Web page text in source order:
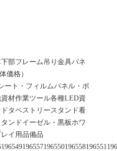
下部フレーム吊り金具パネ
価格）
ート・フィルムパネル・ボ
材作業ツール各種LED資
タペストリースタンド看
ンドイーゼル・黒板ホワ
イ用品備品